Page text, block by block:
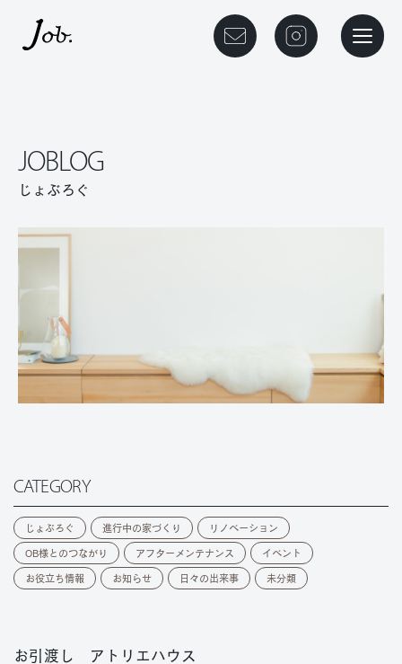
メニュ
JOBLOG
じょぶろぐ
CATEGORY
じょぶろぐ 進行中の家づくり リノベーション
OB様とのつながり アフターメンテナンス イベント
お役立ち情報 お知らせ 日々の出来事 未分類
お引渡し アトリエハウス